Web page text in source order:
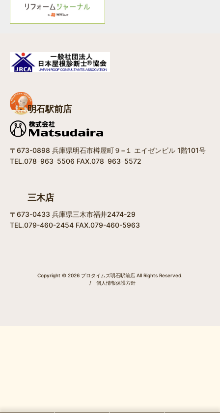
明石駅前店
〒673-0898 兵庫県明石市樽屋町９−１ エイゼンビル 1階101号
TEL.078ｰ963ｰ5506 FAX.078ｰ963ｰ5572
三木店
〒673-0433 兵庫県三木市福井2474-29
TEL.079-460-2454 FAX.079-460-5963
Copyright © 2026 プロタイムズ明石駅前店 All Rights Reserved.
/
個人情報保護方針